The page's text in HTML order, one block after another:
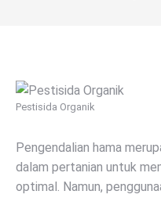
Pestisida Organik
Pengendalian hama
dalam pertanian untuk
optimal. Namun,